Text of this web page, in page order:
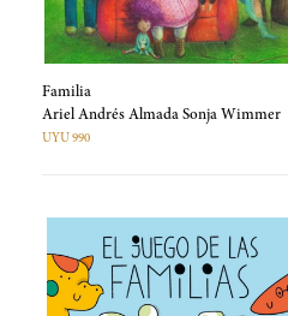
Familia
Ariel Andrés Almada Sonja Wimmer
UYU 990